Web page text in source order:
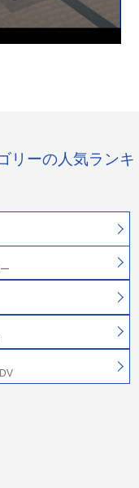
リーの人気ランキ